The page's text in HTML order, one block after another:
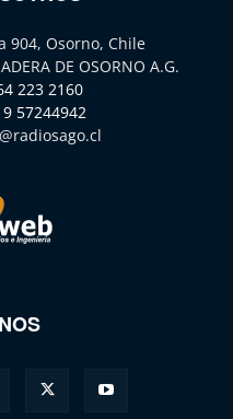
904, Osorno, Chile
DE OSORNO A.G.
223 2160
57244942